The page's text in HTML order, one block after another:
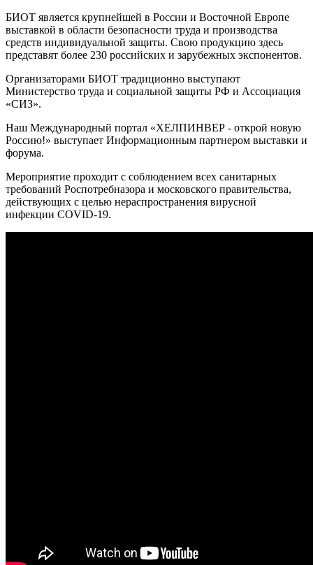
БИОТ является крупнейшей в России и Восточной Европе
выставкой в области безопасности труда и производства
средств индивидуальной защиты. Свою продукцию здесь
представят более 230 российских и зарубежных экспонентов.
Организаторами БИОТ традиционно выступают
Министерство труда и социальной защиты РФ и Ассоциация
«СИЗ».
Наш Международный портал «ХЕЛПИНВЕР - открой новую
Россию!» выступает Информационным партнером выставки и
форума.
Мероприятие проходит с соблюдением всех санитарных
требований Роспотребназора и московского правительства,
действующих с целью нераспространения вирусной
инфекции COVID-19.